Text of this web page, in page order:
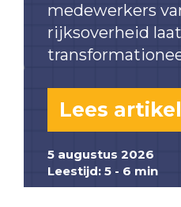
5 augustus 2026
Leestijd: 5 - 6 min
medewerkers
rijksoverheid
Lees artikel